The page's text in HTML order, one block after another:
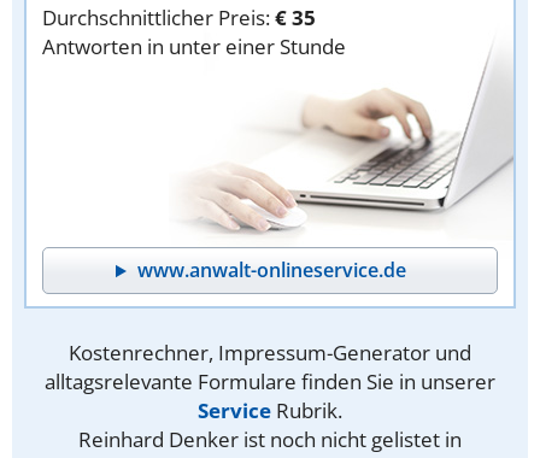
Durchschnittlicher Preis:€ 35
Antworten in unter einer Stunde
www.anwalt-onlineservice.de
Kostenrechner, Impressum-Generator und
alltagsrelevante Formulare finden Sie in unserer
Service Rubrik.
Reinhard Denker ist noch nicht gelistet in